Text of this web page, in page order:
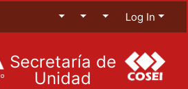
Log In
Secretaría de
Unidad